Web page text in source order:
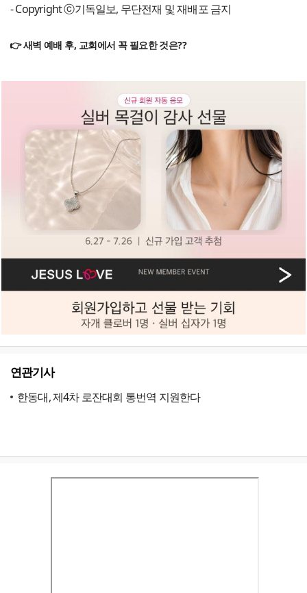
- Copyright ⓒ기독일보, 무단전재 및 재배포 금지
👉 새벽 예배 후, 교회에서 꼭 필요한 것은??
연관기사
한동대, 제4차 로잔대회 통번역 지원한다